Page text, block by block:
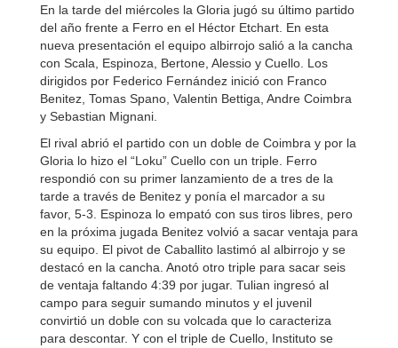
En la tarde del miércoles la Gloria jugó su último partido
del año frente a Ferro en el Héctor Etchart. En esta
nueva presentación el equipo albirrojo salió a la cancha
con Scala, Espinoza, Bertone, Alessio y Cuello. Los
dirigidos por Federico Fernández inició con Franco
Benitez, Tomas Spano, Valentin Bettiga, Andre Coimbra
y Sebastian Mignani.
El rival abrió el partido con un doble de Coimbra y por la
Gloria lo hizo el “Loku” Cuello con un triple. Ferro
respondió con su primer lanzamiento de a tres de la
tarde a través de Benitez y ponía el marcador a su
favor, 5-3. Espinoza lo empató con sus tiros libres, pero
en la próxima jugada Benitez volvió a sacar ventaja para
su equipo. El pivot de Caballito lastimó al albirrojo y se
destacó en la cancha. Anotó otro triple para sacar seis
de ventaja faltando 4:39 por jugar. Tulian ingresó al
campo para seguir sumando minutos y el juvenil
convirtió un doble con su volcada que lo caracteriza
para descontar. Y con el triple de Cuello, Instituto se